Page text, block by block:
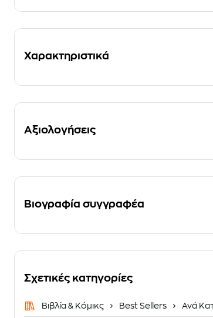
Χαρακτηριστικά
Αξιολογήσεις
Βιογραφία συγγραφέα
Σχετικές κατηγορίες
Βιβλία & Κόμικς Best Sellers Ανά